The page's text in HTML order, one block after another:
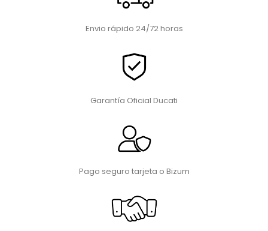
Envio rápido 24/72 horas
Garantía Oficial Ducati
Pago seguro tarjeta o Bizum